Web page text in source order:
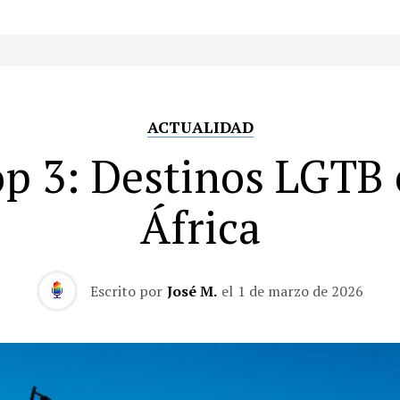
ACTUALIDAD
3: Destinos LGTB
África
Escrito por José M. el 1 de marzo de 2026